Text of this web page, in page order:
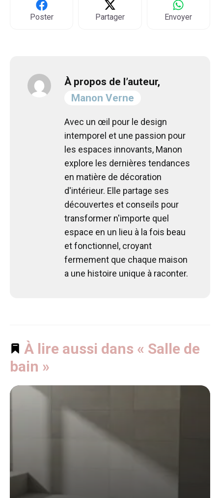
Poster Partager Envoyer
À propos de l’auteur,
Manon Verne
Avec un œil pour le design
intemporel et une passion pour
les espaces innovants, Manon
explore les dernières tendances
en matière de décoration
d'intérieur. Elle partage ses
découvertes et conseils pour
transformer n'importe quel
espace en un lieu à la fois beau
et fonctionnel, croyant
fermement que chaque maison
a une histoire unique à raconter.
À lire aussi dans « Salle de
bain »